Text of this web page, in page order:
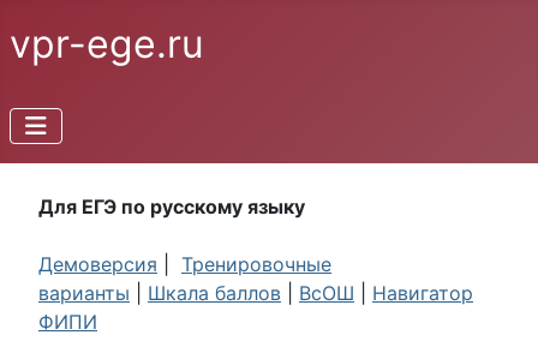
vpr-ege.ru
Для ЕГЭ по русскому языку
Демоверсия
Тренировочные
варианты
Шкала баллов ВсОШ
Навигатор
ФИПИ